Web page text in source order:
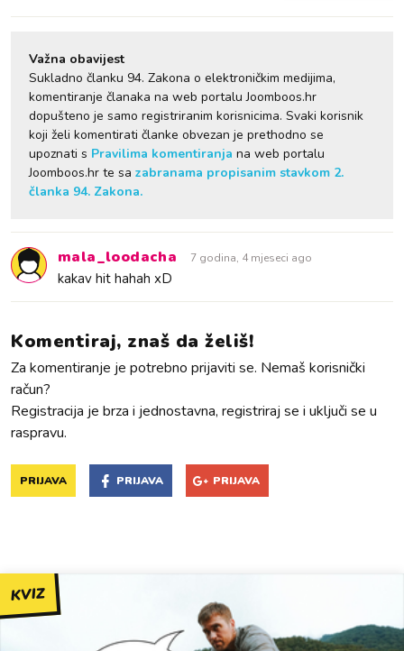
Važna obavijest
Sukladno članku 94. Zakona o elektroničkim medijima,
komentiranje članaka na web portalu Joomboos.hr
dopušteno je samo registriranim korisnicima. Svaki korisnik
koji želi komentirati članke obvezan je prethodno se
upoznati s Pravilima komentiranja na web portalu
Joomboos.hr te sa zabranama propisanim stavkom 2.
članka 94. Zakona.
mala_loodacha 7 godina, 4 mjeseci ago
kakav hit hahah xD
Komentiraj, znaš da želiš!
Za komentiranje je potrebno prijaviti se. Nemaš korisnički
račun?
Registracija je brza i jednostavna, registriraj se i uključi se u
raspravu.
PRIJAVA PRIJAVA PRIJAVA
KVIZ